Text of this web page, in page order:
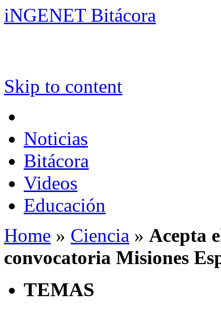
iNGENET Bitácora
Skip to content
Noticias
Bitácora
Videos
Educación
Home » Ciencia » Acepta
convocatoria Misiones
TEMAS